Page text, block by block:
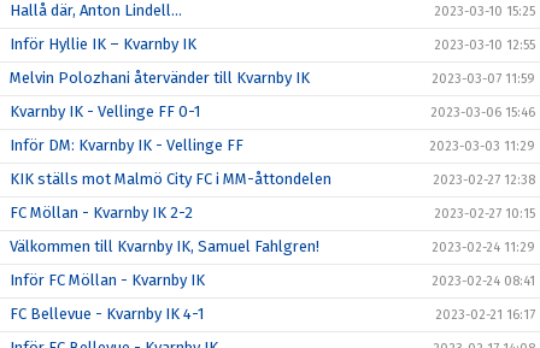
Hallå där, Anton Lindell… 2023-03-10 15:25
Inför Hyllie IK – Kvarnby IK 2023-03-10 12:55
Melvin Polozhani återvänder till Kvarnby IK 2023-03-07 11:59
Kvarnby IK - Vellinge FF 0-1 2023-03-06 15:46
Inför DM: Kvarnby IK - Vellinge FF 2023-03-03 11:29
KIK ställs mot Malmö City FC i MM-åttondelen 2023-02-27 12:38
FC Möllan - Kvarnby IK 2-2 2023-02-27 10:15
Välkommen till Kvarnby IK, Samuel Fahlgren! 2023-02-24 11:29
Inför FC Möllan - Kvarnby IK 2023-02-24 08:41
FC Bellevue - Kvarnby IK 4-1 2023-02-21 16:17